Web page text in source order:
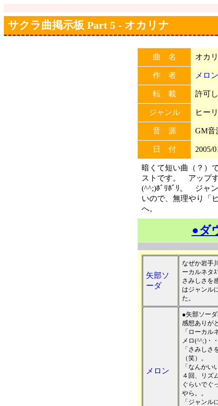
サクラ曲掲示板 Part 5 - オカリナ
曲 名 オカ
作 者 メロン
転 載 許可
ジャンル ヒー
音 源 GM音
日 付 2005/
暗くて短い曲（？）
ストです。 アップ
(^^;)ﾎﾞﾘﾎﾞﾘ。 ジャ
いので、無理やり「
へ。
●ダ
矢部ソ
ーダ
なぜか岩手
ーカルネタ
さみしさを
はジャンル
た。
メロン
●矢部ソー
感想ありが
「ローカル
メロ(^^;)・
「さみしさ
（笑）。
「なんかい
４回、リズ
ぐらいでぐ
やら。。
「ジャン